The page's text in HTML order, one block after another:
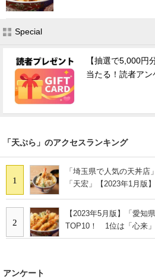
Special
【抽選で5,000円
当たる！読者アン
「天ぷら」のアクセスランキング
1
「埼玉県で人気の天丼
「天宏」【2023年1月版】
2
【2023年5月版】「愛知
TOP10！ 1位は「心来」
アンケート